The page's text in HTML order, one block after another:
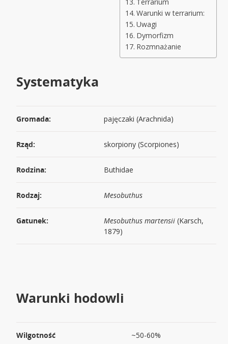
Terrarium
Warunki w terrarium:
Uwagi
Dymorfizm
Rozmnażanie
Systematyka
Gromada: pajęczaki (Arachnida)
Rząd: skorpiony (Scorpiones)
Rodzina: Buthidae
Rodzaj: Mesobuthus
Gatunek: Mesobuthus martensii(Karsch,
1879)
Warunki hodowli
Wilgotność ~50-60%